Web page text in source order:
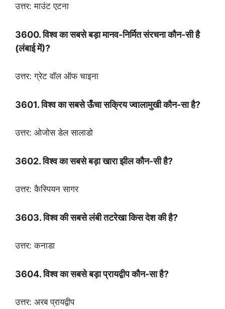
उत्तर: माउंट एटना
3600. विश्व का सबसे बड़ा मानव-निर्मित संरचना कौन-सी है
(लंबाई में)?
उत्तर: ग्रेट वॉल ऑफ चाइना
3601. विश्व का सबसे ऊँचा सक्रिय ज्वालामुखी कौन-सा है?
उत्तर: ओजोस डेल सालाडो
3602. विश्व का सबसे बड़ा खारा झील कौन-सी है?
उत्तर: कैस्पियन सागर
3603. विश्व की सबसे लंबी तटरेखा किस देश की है?
उत्तर: कनाडा
3604. विश्व का सबसे बड़ा प्रायद्वीप कौन-सा है?
उत्तर: अरब प्रायद्वीप